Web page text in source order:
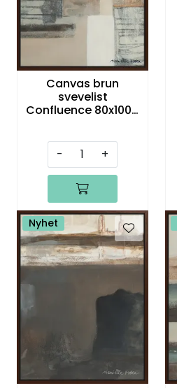
Canvas brun
svevelist
Confluence 80x100 /
-
+
Nyhet